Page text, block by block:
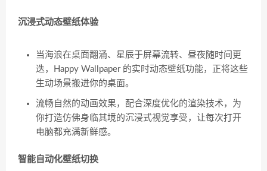
沉浸式动态壁纸体验
当海浪在桌面翻涌、星辰于屏幕流转、昼夜随时间更
迭，Happy Wallpaper 的实时动态壁纸功能，正将这些
生动场景搬进你的桌面。
流畅自然的动画效果，配合深度优化的渲染技术，为
你打造仿佛身临其境的沉浸式视觉享受，让每次打开
电脑都充满新鲜感。
智能自动化壁纸切换